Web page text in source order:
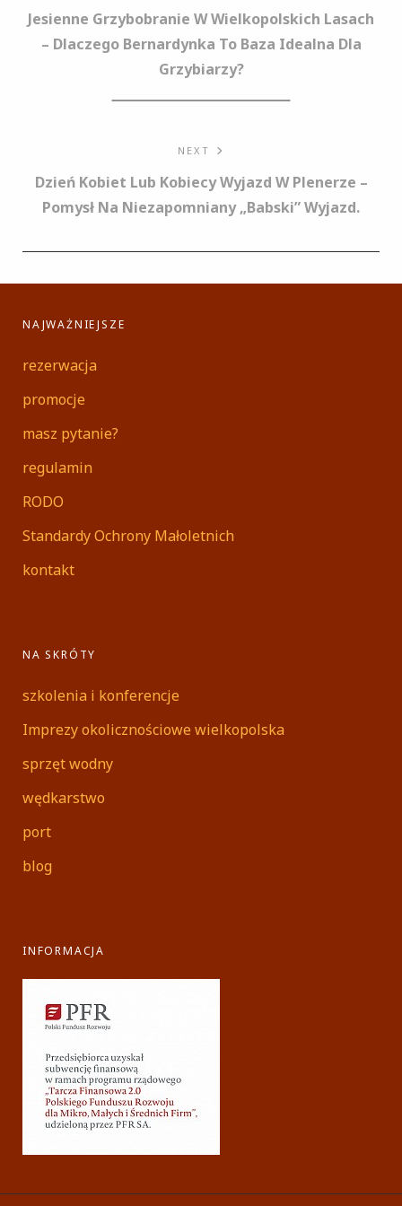
wpisu
Jesienne Grzybobranie W Wielkopolskich Lasach
– Dlaczego Bernardynka To Baza Idealna Dla
Grzybiarzy?
NEXT
Dzień Kobiet Lub Kobiecy Wyjazd W Plenerze –
Pomysł Na Niezapomniany „babski” Wyjazd.
NAJWAŻNIEJSZE
rezerwacja
promocje
masz pytanie?
regulamin
RODO
Standardy Ochrony Małoletnich
kontakt
NA SKRÓTY
szkolenia i konferencje
Imprezy okolicznościowe wielkopolska
sprzęt wodny
wędkarstwo
port
blog
INFORMACJA